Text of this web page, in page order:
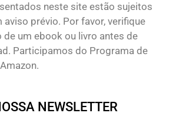
neste site estão sujeitos
aviso prévio. Por favor, verifique
de um ebook ou livro antes de
Participamos do Programa de
NEWSLETTER